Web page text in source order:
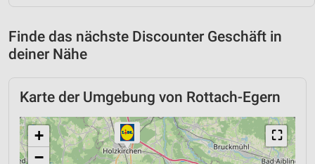
Finde das nächste Discounter Geschäft in
deiner Nähe
Karte der Umgebung von Rottach-Egern
⛶
+
−